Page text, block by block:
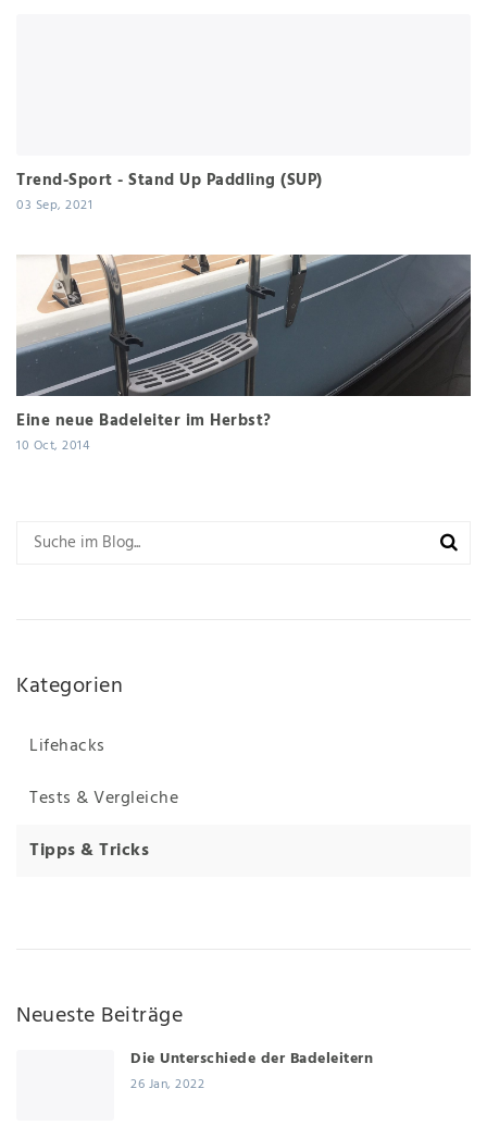
Trend-Sport - Stand Up Paddling (SUP)
03 Sep, 2021
Eine neue Badeleiter im Herbst?
10 Oct, 2014
Kategorien
Lifehacks
Tests & Vergleiche
Tipps & Tricks
Neueste Beiträge
Die Unterschiede der Badeleitern
26 Jan, 2022